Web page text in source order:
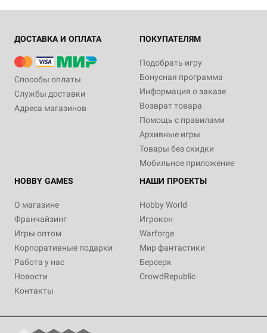
ДОСТАВКА И ОПЛАТА
Способы оплаты
Службы доставки
Адреса магазинов
ПОКУПАТЕЛЯМ
Подобрать игру
Бонусная программа
Информация о заказе
Возврат товара
Помощь с правилами
Архивные игры
Товары без скидки
Мобильное приложение
HOBBY GAMES
О магазине
Франчайзинг
Игры оптом
Корпоративные подарки
Работа у нас
Новости
Контакты
НАШИ ПРОЕКТЫ
Hobby World
Игрокон
Warforge
Мир фантастики
Берсерк
CrowdRepublic